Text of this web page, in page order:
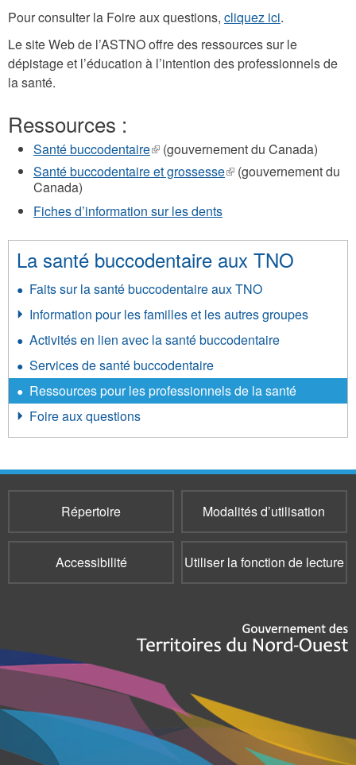
Pour consulter la Foire aux questions, cliquez ici.
Le site Web de l’ASTNO offre des ressources sur le
dépistage et l’éducation à l’intention des professionnels de
la santé.
Ressources :
Santé buccodentaire(le
lien
est
(gouvernement du Canada)
Santé buccodentaire et grossesse(le(gouvernement du
Canada)
Fiches d’information sur les dents
La santé buccodentaire aux TNO
Faits sur la santé buccodentaire aux TNO
Information pour les familles et les autres groupes
Activités en lien avec la santé buccodentaire
Services de santé buccodentaire
Ressources pour les professionnels de la santé
Foire aux questions
Répertoire Modalités d’utilisation
Accessibilité Utiliser la fonction de lecture